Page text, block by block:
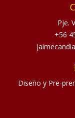
Pje.
+56
Diseño y Pre-